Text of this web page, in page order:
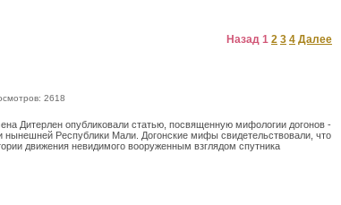
Назад 1 2 3 4 Далее
2618
Дитерлен опубликовали статью, посвященную мифологии догонов -
нынешней Республики Мали. Догонские мифы свидетельствовали, что
движения невидимого вооруженным взглядом спутника